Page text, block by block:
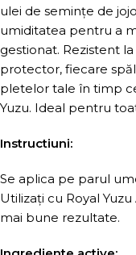
ulei de semințe de
umiditatea pentru a
gestionat. Rezistent
protector, fiecare
pletelor tale în timp
Yuzu. Ideal pentru
Instructiuni:
Se aplica pe parul
Utilizați cu Royal
mai bune rezultate.